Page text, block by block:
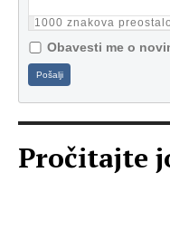
1000 znakova preostalo
Obavesti me o
Pošalji
Pročitajte